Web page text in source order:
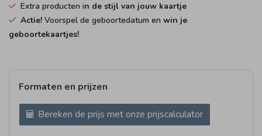
Extra producten in de stijl van jouw kaartje
Actie! Voorspel de geboortedatum en win je
geboortekaartjes!
Formaten en prijzen
Bereken de prijs met onze prijscalculator